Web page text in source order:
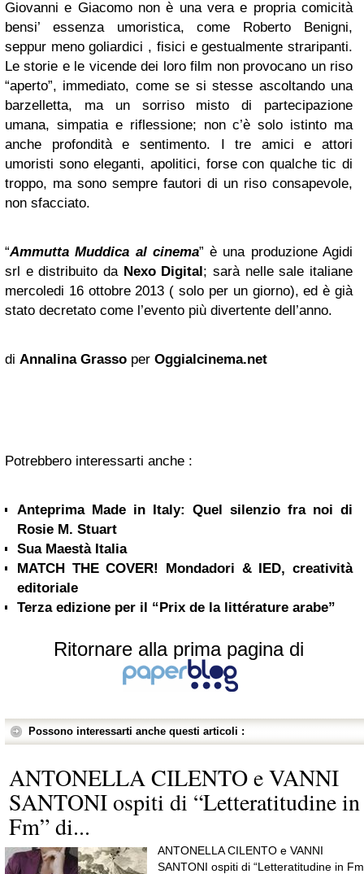
Giovanni e Giacomo non è una vera e propria comicità
bensi’ essenza umoristica, come Roberto Benigni,
seppur meno goliardici , fisici e gestualmente straripanti.
Le storie e le vicende dei loro film non provocano un riso
“aperto”, immediato, come se si stesse ascoltando una
barzelletta, ma un sorriso misto di partecipazione
umana, simpatia e riflessione; non c’è solo istinto ma
anche profondità e sentimento. I tre amici e attori
umoristi sono eleganti, apolitici, forse con qualche tic di
troppo, ma sono sempre fautori di un riso consapevole,
non sfacciato.
“Ammutta Muddica al cinema” è una produzione Agidi
srl e distribuito da Nexo Digital; sarà nelle sale italiane
mercoledi 16 ottobre 2013 ( solo per un giorno), ed è già
stato decretato come l’evento più divertente dell’anno.
di Annalina Grasso per Oggialcinema.net
Potrebbero interessarti anche :
Anteprima Made in Italy: Quel silenzio fra noi di
Rosie M. Stuart
Sua Maestà Italia
MATCH THE COVER! Mondadori & IED, creatività
editoriale
Terza edizione per il “Prix de la littérature arabe”
Ritornare alla prima pagina di
Possono interessarti anche questi articoli :
ANTONELLA CILENTO e VANNI
SANTONI ospiti di “Letteratitudine in
Fm” di...
ANTONELLA CILENTO e VANNI
SANTONI ospiti di “Letteratitudine in